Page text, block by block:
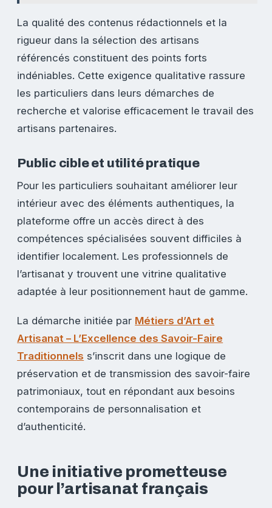
La qualité des contenus rédactionnels et la
rigueur dans la sélection des artisans
référencés constituent des points forts
indéniables. Cette exigence qualitative rassure
les particuliers dans leurs démarches de
recherche et valorise efficacement le travail des
artisans partenaires.
Public cible et utilité pratique
Pour les particuliers souhaitant améliorer leur
intérieur avec des éléments authentiques, la
plateforme offre un accès direct à des
compétences spécialisées souvent difficiles à
identifier localement. Les professionnels de
l’artisanat y trouvent une vitrine qualitative
adaptée à leur positionnement haut de gamme.
La démarche initiée par Métiers d’Art et
Artisanat – L’Excellence des Savoir-Faire
Traditionnels s’inscrit dans une logique de
préservation et de transmission des savoir-faire
patrimoniaux, tout en répondant aux besoins
contemporains de personnalisation et
d’authenticité.
Une initiative prometteuse
pour l’artisanat français